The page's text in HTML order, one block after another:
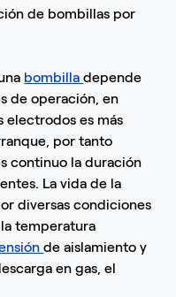
de bombillas por
bombilladepende
de operación, en
electrodos es más
por tanto
continuo la duración
La vida de la
diversas condiciones
temperatura
de aislamiento y
en gas, el